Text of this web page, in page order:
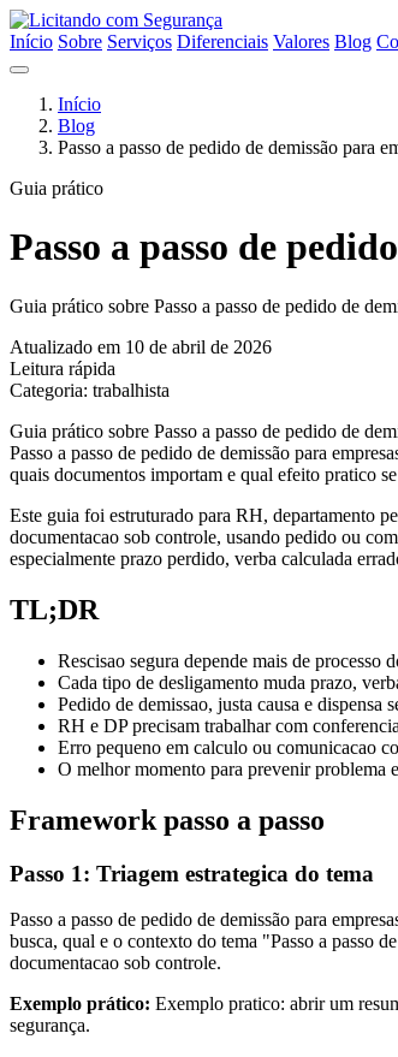
Início Sobre Serviços Diferenciais Valores Blog
Início
Blog
Passo a passo de pedido de demissão para
Guia prático
Passo a passo de
Guia prático sobre Passo a passo de pedido de
Atualizado em 10 de abril de 2026
Leitura rápida
Categoria: trabalhista
Guia prático sobre Passo a passo de pedido de
Passo a passo de pedido de demissão para
quais documentos importam e qual efeito pratico se
Este guia foi estruturado para RH, departamento
documentacao sob controle, usando pedido ou
especialmente prazo perdido, verba calculada
TL;DR
Rescisao segura depende mais de processo
Cada tipo de desligamento muda prazo,
Pedido de demissao, justa causa e dispensa
RH e DP precisam trabalhar com
Erro pequeno em calculo ou comunicacao
O melhor momento para prevenir problema
Framework passo a passo
Passo 1: Triagem estrategica do tema
Passo a passo de pedido de demissão para
busca, qual e o contexto do tema "Passo a passo
documentacao sob controle.
Exemplo prático: Exemplo pratico: abrir um
segurança.